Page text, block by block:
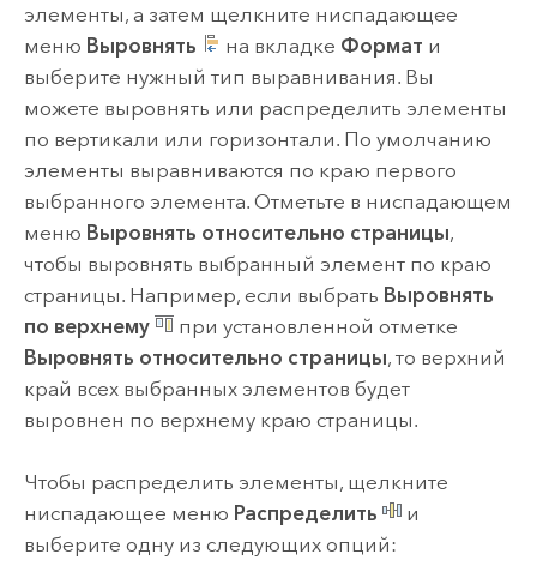
элементы, а затем щелкните ниспадающее
меню Выровнять на вкладке Формат и
выберите нужный тип выравнивания. Вы
можете выровнять или распределить элементы
по вертикали или горизонтали. По умолчанию
элементы выравниваются по краю первого
выбранного элемента. Отметьте в ниспадающем
меню Выровнять относительно страницы,
чтобы выровнять выбранный элемент по краю
страницы. Например, если выбрать Выровнять
по верхнему
при установленной отметке
Выровнять относительно страницы, то верхний
край всех выбранных элементов будет
выровнен по верхнему краю страницы.
Чтобы распределить элементы, щелкните
ниспадающее меню Распределить
и
выберите одну из следующих опций: